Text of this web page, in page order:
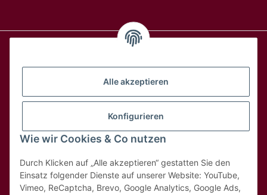
Alle akzeptieren
Konfigurieren
Wie wir Cookies & Co nutzen
Durch Klicken auf „Alle akzeptieren“ gestatten Sie den
Einsatz folgender Dienste auf unserer Website: YouTube,
Vimeo, ReCaptcha, Brevo, Google Analytics, Google Ads,
Hilfe & Kontakt
Rechtliches